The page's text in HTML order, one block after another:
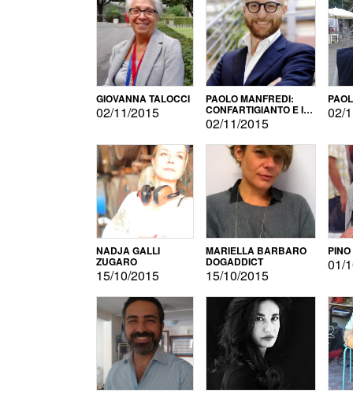
GIOVANNA TALOCCI
02/11/2015
PAOLO MANFREDI:
CONFARTIGIANTO E IL
SONDAGGIO
02/11/2015
02/
NADJA GALLI
ZUGARO
15/10/2015
MARIELLA BARBARO
DOGADDICT
15/10/2015
01/